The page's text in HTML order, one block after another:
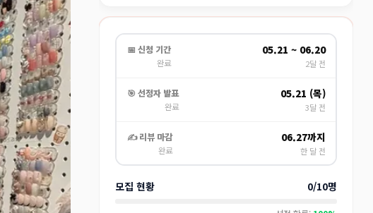
📅 신청 기간
완료
05.21 ~ 06.20
2달 전
🎯 선정자 발표
완료
05.21 (목)
3달 전
✍️ 리뷰 마감
완료
06.27까지
한 달 전
모집 현황 0/10명